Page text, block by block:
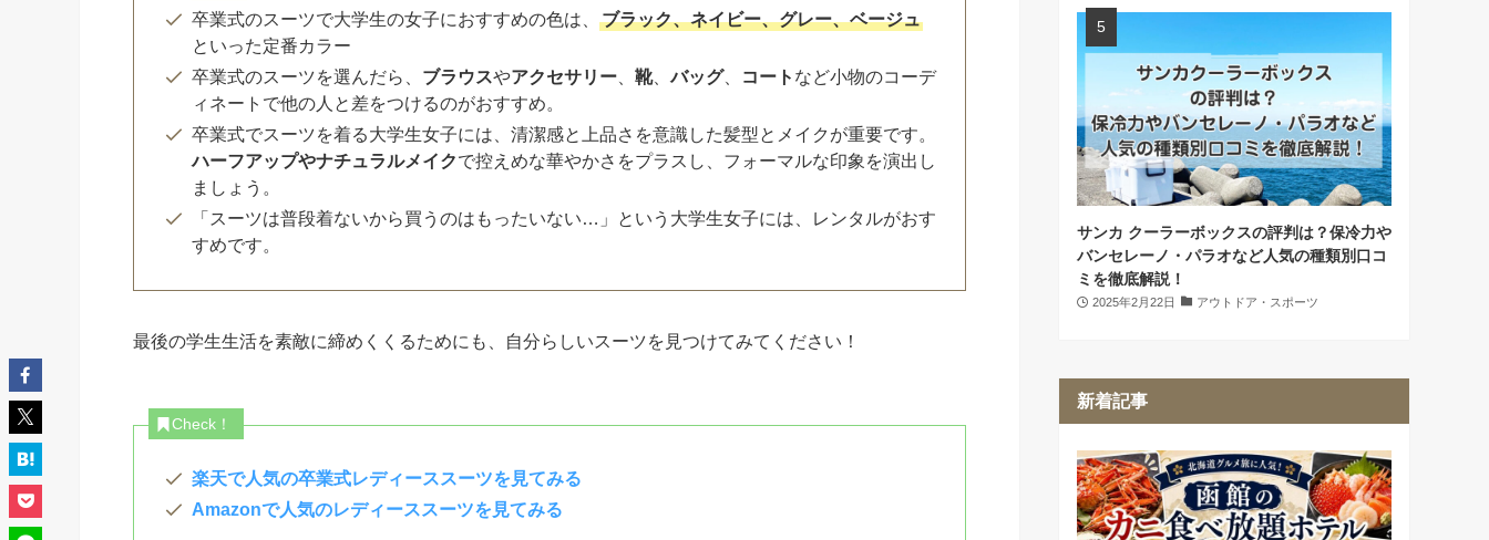
卒業式のスーツで大学生の女子におすすめの色は、
ブラック、ネイビー、グレー、ベージュ
といった定番カラー
卒業式のスーツを選んだら、 ブラウスやアクセサリー 靴、バッグ、 コート など小物のコーデ
ィネートで他の人と差をつけるのがおすすめ。
卒業式でスーツを着る大学生女子には、清潔感と上品さを意識した髪型とメイクが重要です。
ハーフアップやナチュラルメイクで控えめな華やかさをプラスし、フォーマルな印象を演出し
ましょう。
「スーツは普段着ないから買うのはもったいない…」という大学生女子には、レンタルがおす
すめです。
最後の学生生活を素敵に締めくくるためにも、自分らしいスーツを見つけてみてください！
Check！
楽天で人気の卒業式レディーススーツを見てみる
Amazonで人気のレディーススーツを見てみる
サンカ クーラーボックスの評判は？保冷力や
バンセレーノ・パラオなど人気の種類別口コ
ミを徹底解説！
2025年2月22日 アウトドア・スポーツ
新着記事